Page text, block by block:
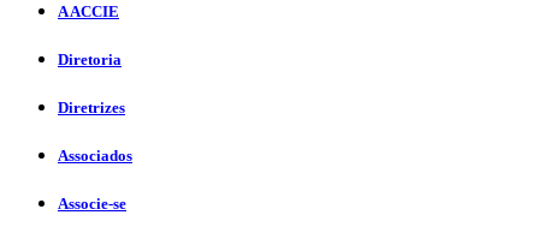
A ACCIE
Diretoria
Diretrizes
Associados
Associe-se